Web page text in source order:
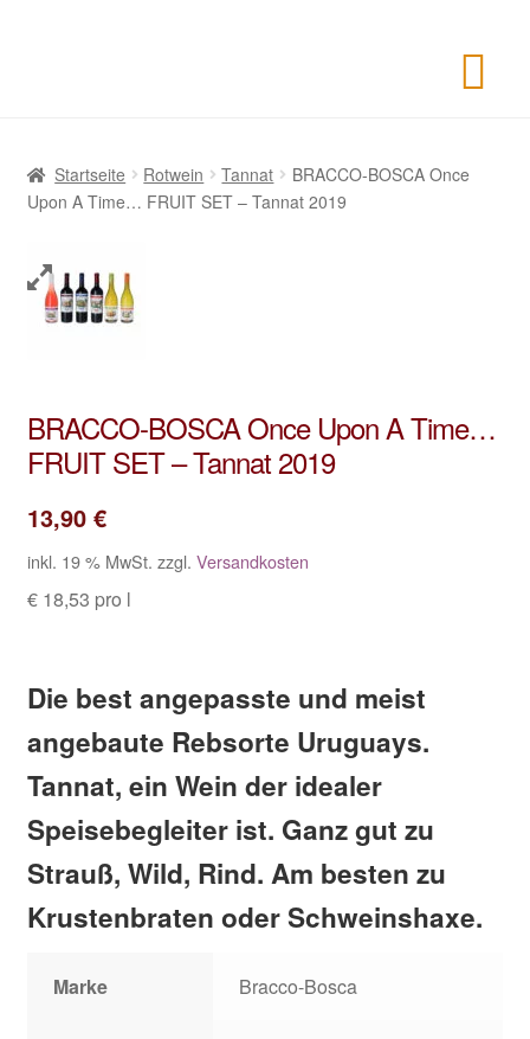
Startseite Rotwein Tannat
BRACCO-BOSCA Once
Upon A Time… FRUIT SET – Tannat 2019
BRACCO-BOSCA Once Upon A Time…
FRUIT SET – Tannat 2019
13,90 €
inkl. 19 % MwSt. zzgl. Versandkosten
€ 18,53 pro l
Die best angepasste und meist
angebaute Rebsorte Uruguays.
Tannat, ein Wein der idealer
Speisebegleiter ist. Ganz gut zu
Strauß, Wild, Rind. Am besten zu
Krustenbraten oder Schweinshaxe.
Marke Bracco-Bosca